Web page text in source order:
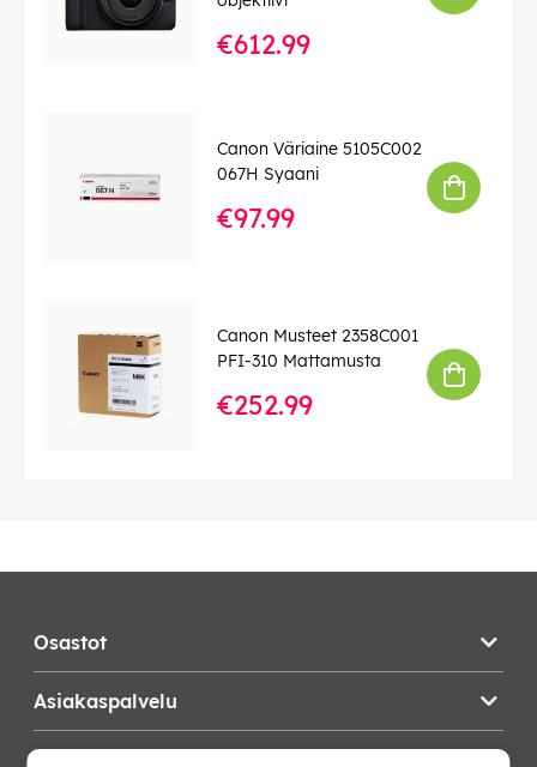
€612.99
Canon Väriaine 5105C002
067H Syaani
€97.99
Canon Musteet 2358C001
PFI-310 Mattamusta
€252.99
Osastot
Asiakaspalvelu